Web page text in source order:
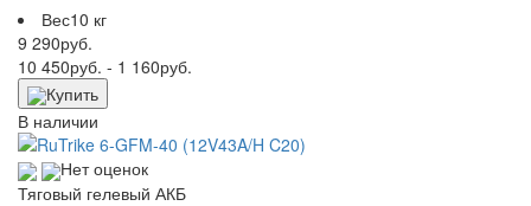
Вес10 кг
9 290руб.
10 450руб. - 1 160руб.
Купить
В наличии
Нет оценок
Тяговый гелевый АКБ